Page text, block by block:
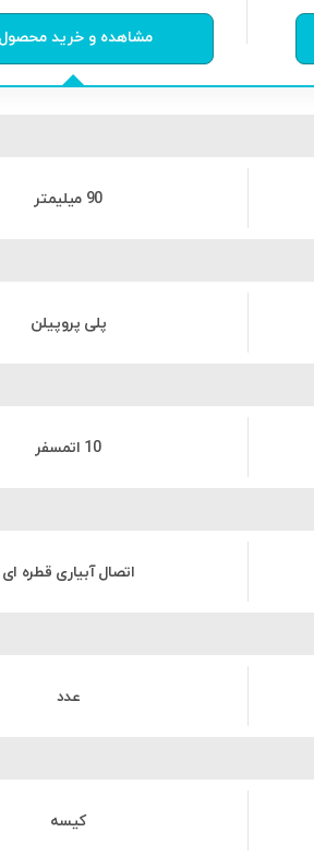
مشاهده و خرید محصول
90 میلیمتر
پلی پروپیلن
10 اتمسفر
اتصال آبیاری قطره ای
عدد
کیسه